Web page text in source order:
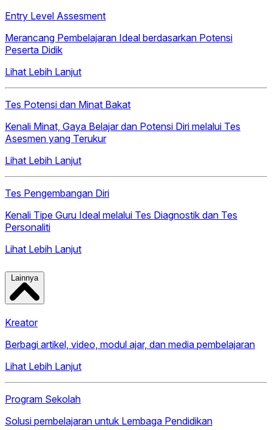
Entry Level Assesment
Merancang Pembelajaran Ideal berdasarkan Potensi
Peserta Didik
Lihat Lebih Lanjut
Tes Potensi dan Minat Bakat
Kenali Minat, Gaya Belajar dan Potensi Diri melalui Tes
Asesmen yang Terukur
Lihat Lebih Lanjut
Tes Pengembangan Diri
Kenali Tipe Guru Ideal melalui Tes Diagnostik dan Tes
Personaliti
Lihat Lebih Lanjut
Lainnya
Kreator
Berbagi artikel, video, modul ajar, dan media pembelajaran
Lihat Lebih Lanjut
Program Sekolah
Solusi pembelajaran untuk Lembaga Pendidikan